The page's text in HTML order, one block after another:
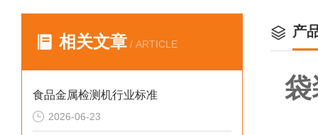
相关文章 / ARTICLE
食品金属检测机行业标准
2026-06-23
产
袋